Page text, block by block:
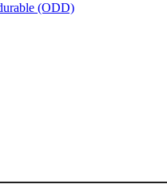
(ODD)